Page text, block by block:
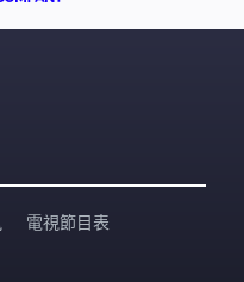
電視節目表